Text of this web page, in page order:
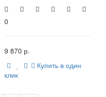
0
9 870 р.
Купить в один
клик